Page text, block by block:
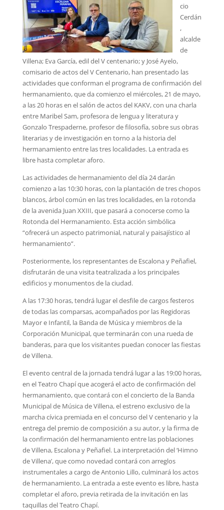
cio
Cerdán
,
alcalde
de
Villena; Eva García, edil del V centenario; y José Ayelo,
comisario de actos del V Centenario, han presentado las
actividades que conforman el programa de confirmación del
hermanamiento, que da comienzo el miércoles, 21 de mayo,
a las 20 horas en el salón de actos del KAKV, con una charla
entre Maribel Sam, profesora de lengua y literatura y
Gonzalo Trespaderne, profesor de filosofía, sobre sus obras
literarias y de investigación en torno a la historia del
hermanamiento entre las tres localidades. La entrada es
libre hasta completar aforo.
Las actividades de hermanamiento del día 24 darán
comienzo a las 10:30 horas, con la plantación de tres chopos
blancos, árbol común en las tres localidades, en la rotonda
de la avenida Juan XXIII, que pasará a conocerse como la
Rotonda del Hermanamiento. Esta acción simbólica
“ofrecerá un aspecto patrimonial, natural y paisajístico al
hermanamiento”.
Posteriormente, los representantes de Escalona y Peñafiel,
disfrutarán de una visita teatralizada a los principales
edificios y monumentos de la ciudad.
A las 17:30 horas, tendrá lugar el desfile de cargos festeros
de todas las comparsas, acompañados por las Regidoras
Mayor e Infantil, la Banda de Música y miembros de la
Corporación Municipal, que terminarán con una rueda de
banderas, para que los visitantes puedan conocer las fiestas
de Villena.
El evento central de la jornada tendrá lugar a las 19:00 horas,
en el Teatro Chapí que acogerá el acto de confirmación del
hermanamiento, que contará con el concierto de la Banda
Municipal de Música de Villena, el estreno exclusivo de la
marcha cívica premiada en el concurso del V centenario y la
entrega del premio de composición a su autor, y la firma de
la confirmación del hermanamiento entre las poblaciones
de Villena, Escalona y Peñafiel. La interpretación del ‘Himno
de Villena’, que como novedad contará con arreglos
instrumentales a cargo de Antonio Lillo, culminará los actos
de hermanamiento. La entrada a este evento es libre, hasta
completar el aforo, previa retirada de la invitación en las
taquillas del Teatro Chapí.